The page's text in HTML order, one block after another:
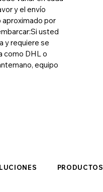
y el envío
aproximado por
usted
y requiere se
como DHL o
equipo
PRODUCTOS